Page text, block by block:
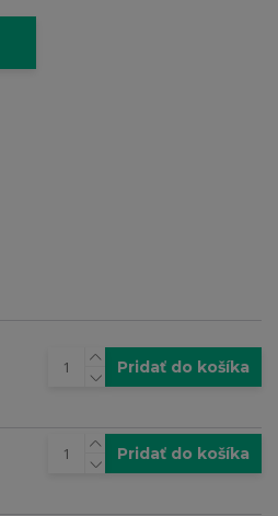
Pridať do košíka
Pridať do košíka